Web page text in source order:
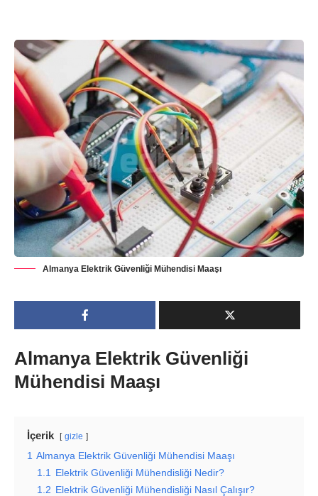
Almanya Elektrik Güvenliği Mühendisi Maaşı
Almanya Elektrik Güvenliği
Mühendisi Maaşı
İçerik gizle
1 Almanya Elektrik Güvenliği Mühendisi Maaşı
1.1 Elektrik Güvenliği Mühendisliği Nedir?
1.2 Elektrik Güvenliği Mühendisliği Nasıl Çalışır?